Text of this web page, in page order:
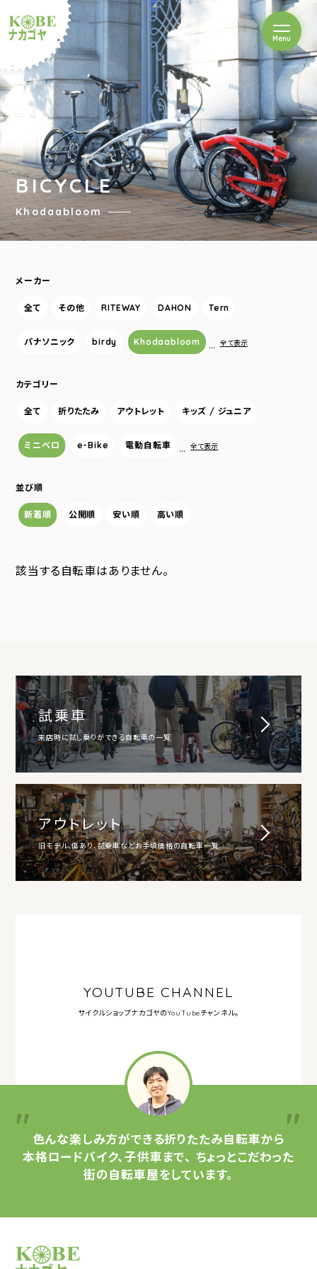
ルショップナカゴヤ
Menuを開閉
BICYCLE
Khodaabloom
メーカー
全て その他 RITEWAY DAHON Tern
パナソニック birdy Khodaabloom … 全て表示
カテゴリー
全て 折りたたみ アウトレット キッズ / ジュニア
ミニベロ e-Bike 電動自転車 … 全て表示
並び順
新着順 公開順 安い順 高い順
該当する自転車はありません。
試乗車
来店時に試し乗りができる自転車の一覧
アウトレット
旧モデル、傷あり、試乗車などお手頃価格の自転車一覧
YOUTUBE CHANNEL
サイクルショップナカゴヤのYouTubeチャンネル。
色んな楽しみ方ができる折りたたみ自転車から
本格ロードバイク、子供車まで、 ちょっとこだわった
街の自転車屋をしています。
サイクルショップナカゴヤ